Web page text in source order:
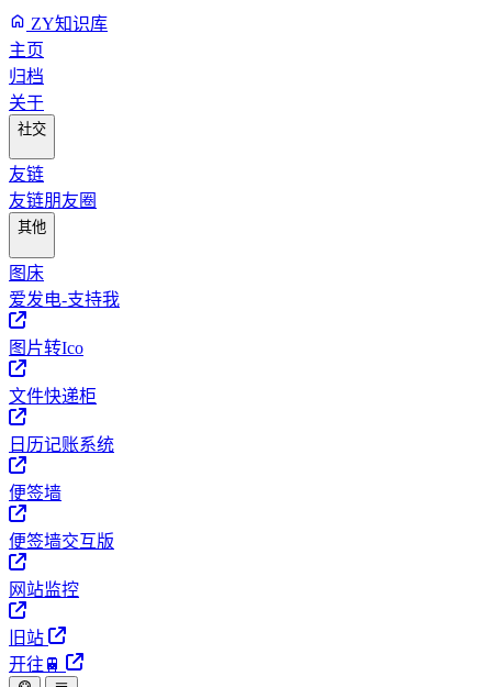
ZY知识库
主页
归档
关于
社交
友链
友链朋友圈
其他
图床
爱发电-支持我
图片转Ico
文件快递柜
日历记账系统
便签墙
便签墙交互版
网站监控
旧站
开往🚆